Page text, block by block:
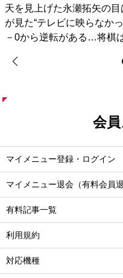
天を見上げた永瀬拓矢の
が見た“テレビに映らなか
－0から逆転がある…将棋
会
マイメニュー登録・ログイン
マイメニュー退会（有料会員退
有料記事一覧
利用規約
対応機種